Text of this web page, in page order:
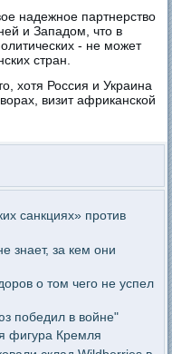
надежное партнерство
и Западом, что в
- не может
стран.
хотя Россия и Украина
визит африканской
санкциях» против
знает, за кем они
о том чего не успел
победил в войне"
фигура Кремля